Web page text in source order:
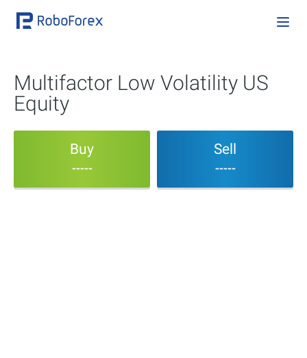
Multifactor Low Volatility US
Equity
Buy
-----
Sell
-----